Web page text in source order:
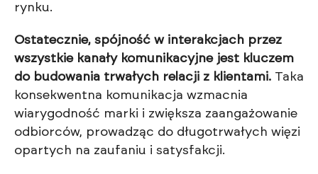
rynku.
Ostatecznie, spójność w interakcjach przez
wszystkie kanały komunikacyjne jest kluczem
do budowania trwałych relacji z klientami. Taka
konsekwentna komunikacja wzmacnia
wiarygodność marki i zwiększa zaangażowanie
odbiorców, prowadząc do długotrwałych więzi
opartych na zaufaniu i satysfakcji.